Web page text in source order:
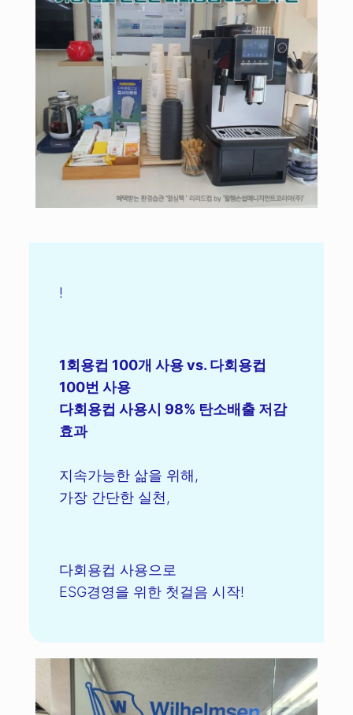
!
1회용컵 100개 사용 vs. 다회용컵
100번 사용
다회용컵 사용시 98% 탄소배출 저감
효과
지속가능한 삶을 위해,
가장 간단한 실천,
다회용컵 사용으로
ESG경영을 위한 첫걸음 시작!